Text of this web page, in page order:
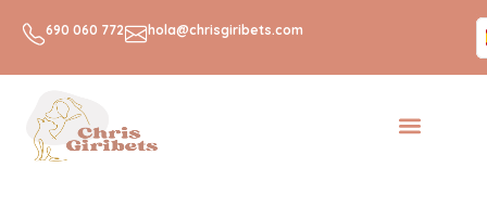
690 060 772 hola@chrisgiribets.com